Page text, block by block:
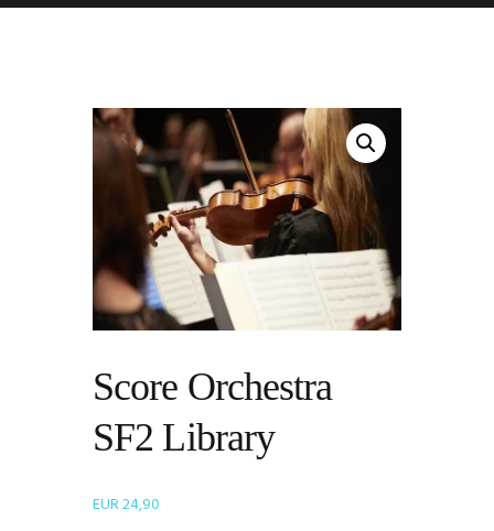
Score Orchestra
SF2 Library
EUR24,90